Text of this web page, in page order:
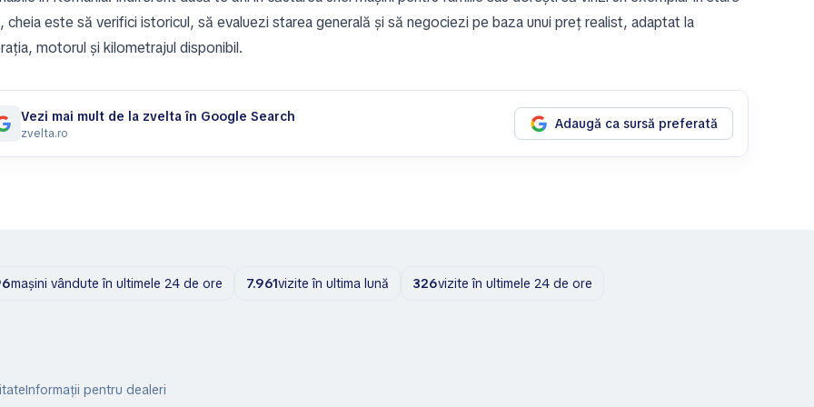
cheia este să verifici istoricul, să evaluezi starea generală și să negociezi pe baza unui preț realist, adaptat la
motorul și kilometrajul disponibil.
Vezi mai mult de la zvelta în Google Search
zvelta.ro
Adaugă ca sursă preferată
mașini vândute în ultimele 24 de ore 7.961vizite în ultima lună 326vizite în ultimele 24 de ore
Informații pentru dealeri